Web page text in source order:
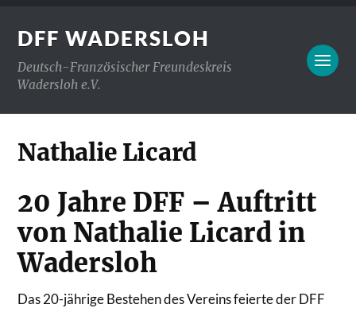
DFF WADERSLOH
Deutsch-Französischer Freundeskreis
Wadersloh e.V.
Nathalie Licard
20 Jahre DFF – Auftritt
von Nathalie Licard in
Wadersloh
Das 20-jährige Bestehen des Vereins feierte der DFF